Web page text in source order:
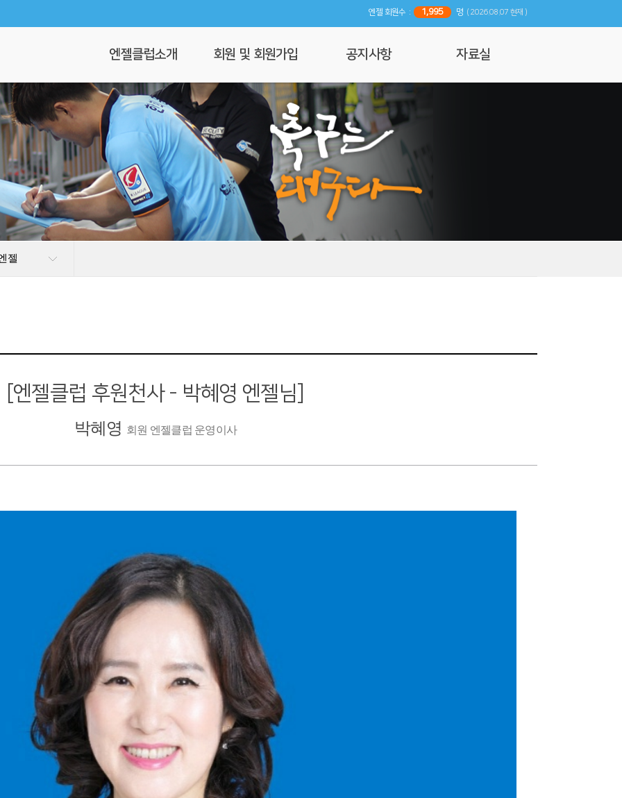
엔젤 회원수 : 1,995 명 ( 2026.08.07 현재 )
엔젤클럽소개
회장 인사말
엔젤클럽이란
클럽 조직도
찾아오시는길
회원 및 회원가입
회원가입
회원명부
이 달의 엔젤
공지사항
공지사항
행사일정
자료실
젤
[엔젤클럽 후원천사 - 박혜영 엔젤님]
박혜영 회원 엔젤클럽 운영이사